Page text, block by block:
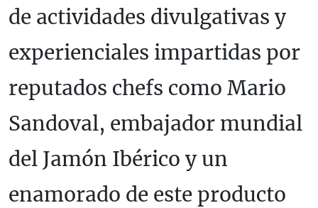
de actividades divulgativas y
experienciales impartidas por
reputados chefs como Mario
Sandoval, embajador mundial
del Jamón Ibérico y un
enamorado de este producto